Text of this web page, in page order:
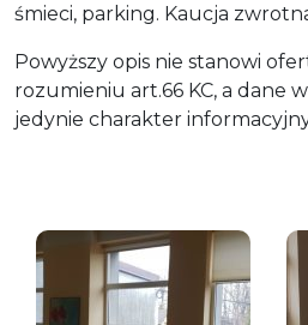
śmieci, parking. Kaucja
Powyższy opis nie stanowi
rozumieniu art.66 KC, a dane
jedynie charakter